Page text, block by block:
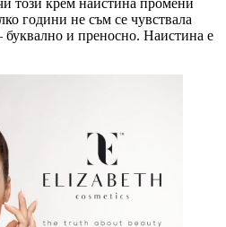
този крем наистина промени
години не съм се чувствала
буквално и преносно. Наистина е